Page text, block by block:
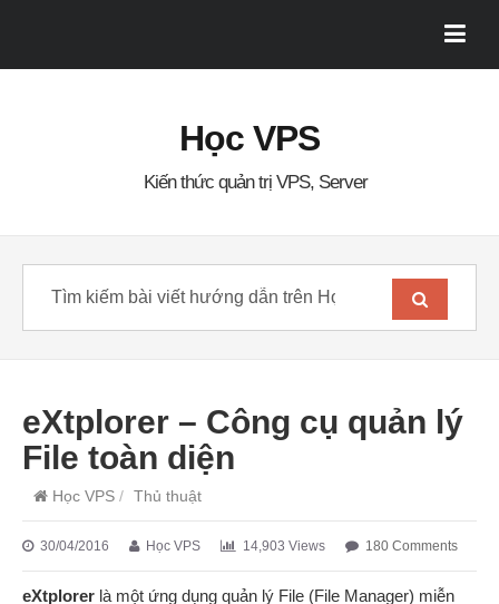
Học VPS
Kiến thức quản trị VPS, Server
eXtplorer – Công cụ quản lý
File toàn diện
Học VPS / Thủ thuật
30/04/2016 Học VPS 14,903 Views 180 Comments
eXtplorer là một ứng dụng quản lý File (File Manager) miễn